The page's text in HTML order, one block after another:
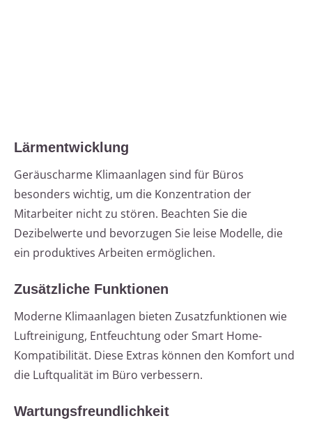
Lärmentwicklung
Geräuscharme Klimaanlagen sind für Büros
besonders wichtig, um die Konzentration der
Mitarbeiter nicht zu stören. Beachten Sie die
Dezibelwerte und bevorzugen Sie leise Modelle, die
ein produktives Arbeiten ermöglichen.
Zusätzliche Funktionen
Moderne Klimaanlagen bieten Zusatzfunktionen wie
Luftreinigung, Entfeuchtung oder Smart Home-
Kompatibilität. Diese Extras können den Komfort und
die Luftqualität im Büro verbessern.
Wartungsfreundlichkeit